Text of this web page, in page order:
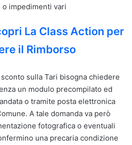
impedimenti vari
La Class Action per
il Rimborso
sulla Tari bisogna chiedere
un modulo precompilato ed
o tramite posta elettronica
A tale domanda va però
fotografica o eventuali
una precaria condizione